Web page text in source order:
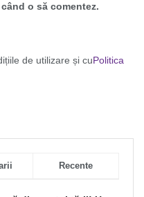
o să comentez.
de utilizare și cuPolitica
Recente